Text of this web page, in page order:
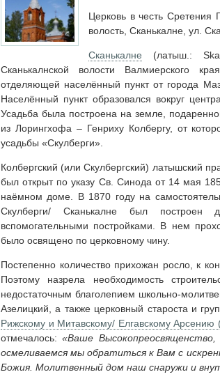
Церковь в честь Сретения
волость, Сканькалне, ул.
Сканькалне (латыш.:
Сканькалнской волости Валмиерского
отделяющей населённый пункт от города
Населённый пункт образовался вокруг
Усадьба была построена на земле,
из Лорингхофа – Генриху Колбергу, от
усадьбы «Скулберги».
Колбергский (или Скулбергский) латышский
был открыт по указу Св. Синода от 14 мая
наёмном доме. В 1870 году на
Скулберги/ Сканькалне был построен
вспомогательными постройками. В нем
было освящено по церковному чину.
Постепенно количество прихожан росло, к
Поэтому назрела необходимость
недостаточным благолепием школьно-
Азелицкий, а также церковный староста и
Рижскому и Митавскому/ Елгавскому Арсению
отмечалось:«Ваше
осмеливаемся мы обратиться к Вам с
Божия. Молитвенный дом наш снаружи и